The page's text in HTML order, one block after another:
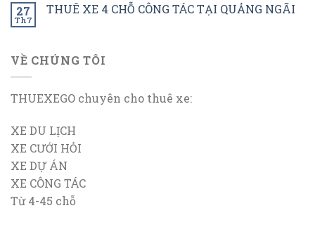
27
Th7
THUÊ XE 4 CHỖ CÔNG TÁC TẠI QUẢNG NGÃI
VỀ CHÚNG TÔI
THUEXEGO chuyên cho thuê xe:
XE DU LỊCH
XE CƯỚI HỎI
XE DỰ ÁN
XE CÔNG TÁC
Từ 4-45 chỗ